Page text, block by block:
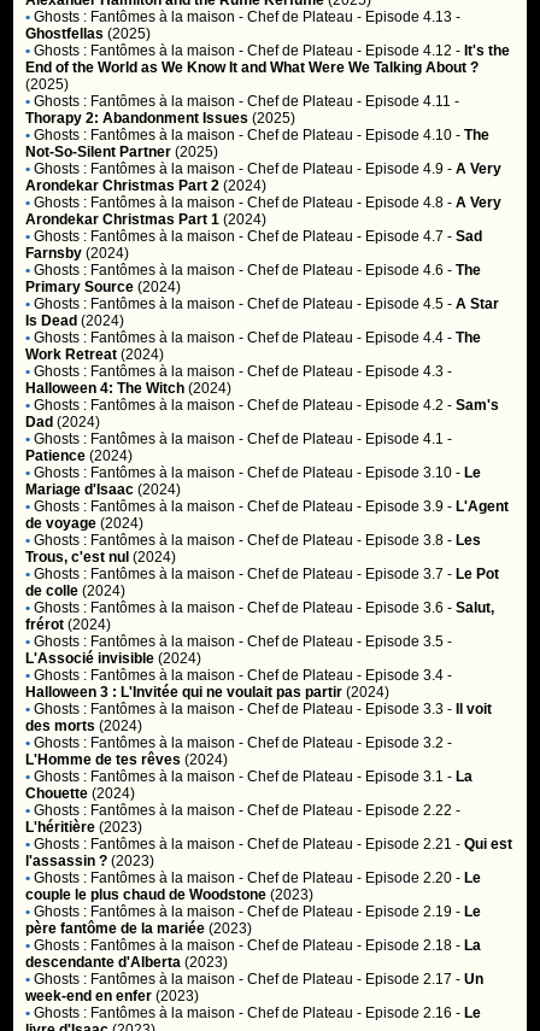
• Ghosts : Fantômes à la maison - Chef de Plateau - Episode 4.13 -
Ghostfellas (2025)
• Ghosts : Fantômes à la maison - Chef de Plateau - Episode 4.12 - It's the
End of the World as We Know It and What Were We Talking About ?
(2025)
• Ghosts : Fantômes à la maison - Chef de Plateau - Episode 4.11 -
Thorapy 2: Abandonment Issues (2025)
• Ghosts : Fantômes à la maison - Chef de Plateau - Episode 4.10 -The
Not-So-Silent Partner (2025)
• Ghosts : Fantômes à la maison - Chef de Plateau - Episode 4.9 -A Very
Arondekar Christmas Part 2 (2024)
• Ghosts : Fantômes à la maison - Chef de Plateau - Episode 4.8 -A Very
Arondekar Christmas Part 1 (2024)
• Ghosts : Fantômes à la maison - Chef de Plateau - Episode 4.7 -Sad
Farnsby (2024)
• Ghosts : Fantômes à la maison - Chef de Plateau - Episode 4.6 -The
Primary Source (2024)
• Ghosts : Fantômes à la maison - Chef de Plateau - Episode 4.5 -A Star
Is Dead (2024)
• Ghosts : Fantômes à la maison - Chef de Plateau - Episode 4.4 -The
Work Retreat (2024)
• Ghosts : Fantômes à la maison - Chef de Plateau - Episode 4.3 -
Halloween 4: The Witch (2024)
• Ghosts : Fantômes à la maison - Chef de Plateau - Episode 4.2 -Sam's
Dad (2024)
• Ghosts : Fantômes à la maison - Chef de Plateau - Episode 4.1 -
Patience (2024)
• Ghosts : Fantômes à la maison - Chef de Plateau - Episode 3.10 - Le
Mariage d'Isaac (2024)
• Ghosts : Fantômes à la maison - Chef de Plateau - Episode 3.9 - L'Agent
de voyage (2024)
• Ghosts : Fantômes à la maison - Chef de Plateau - Episode 3.8 - Les
Trous, c'est nul (2024)
• Ghosts : Fantômes à la maison - Chef de Plateau - Episode 3.7 - Le Pot
de colle (2024)
• Ghosts : Fantômes à la maison - Chef de Plateau - Episode 3.6 -Salut,
frérot (2024)
• Ghosts : Fantômes à la maison - Chef de Plateau - Episode 3.5 -
L'Associé invisible (2024)
• Ghosts : Fantômes à la maison - Chef de Plateau - Episode 3.4 -
Halloween 3 : L'Invitée qui ne voulait pas partir (2024)
• Ghosts : Fantômes à la maison - Chef de Plateau - Episode 3.3 -
Il voit
des morts (2024)
• Ghosts : Fantômes à la maison - Chef de Plateau - Episode 3.2 -
L'Homme de tes rêves (2024)
• Ghosts : Fantômes à la maison - Chef de Plateau - Episode 3.1 - La
Chouette (2024)
• Ghosts : Fantômes à la maison - Chef de Plateau - Episode 2.22 -
L'héritière (2023)
• Ghosts : Fantômes à la maison - Chef de Plateau - Episode 2.21 -Qui est
l'assassin ? (2023)
• Ghosts : Fantômes à la maison - Chef de Plateau - Episode 2.20 - Le
couple le plus chaud de Woodstone (2023)
• Ghosts : Fantômes à la maison - Chef de Plateau - Episode 2.19 - Le
père fantôme de la mariée (2023)
• Ghosts : Fantômes à la maison - Chef de Plateau - Episode 2.18 - La
descendante d'Alberta (2023)
• Ghosts : Fantômes à la maison - Chef de Plateau - Episode 2.17 -Un
week-end en enfer (2023)
• Ghosts : Fantômes à la maison - Chef de Plateau - Episode 2.16 - Le